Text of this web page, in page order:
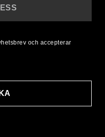
och accepterar